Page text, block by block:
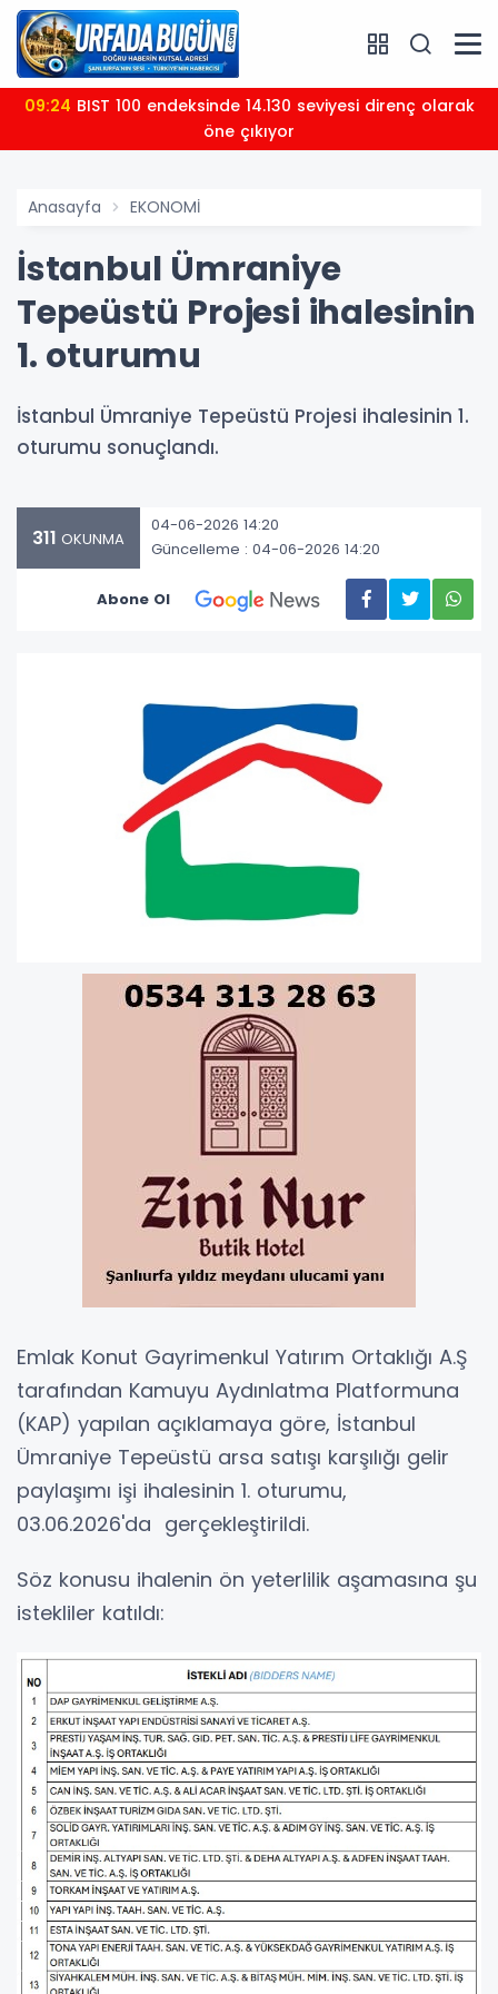
09:24
öne çıkıyor
Anasayfa EKONOMİ
İstanbul Ümraniye
Tepeüstü Projesi ihalesinin
1. oturumu
İstanbul Ümraniye Tepeüstü Projesi ihalesinin 1.
oturumu sonuçlandı.
311 OKUNMA
04-06-2026 14:20
Güncelleme : 04-06-2026 14:20
Abone Ol
Emlak Konut Gayrimenkul Yatırım Ortaklığı A.Ş
tarafından Kamuyu Aydınlatma Platformuna
(KAP) yapılan açıklamaya göre, İstanbul
Ümraniye Tepeüstü arsa satışı karşılığı gelir
paylaşımı işi ihalesinin 1. oturumu,
03.06.2026'da gerçekleştirildi.
Söz konusu ihalenin ön yeterlilik aşamasına şu
istekliler katıldı: